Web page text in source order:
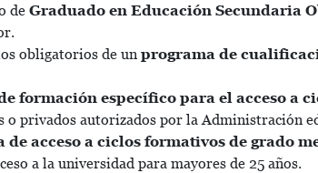
de Graduado en Educación Secundaria
obligatorios de un programa de
formación específico para el acceso a
o privados autorizados por la Administración
de acceso a ciclos formativos de grado
a la universidad para mayores de 25 años.